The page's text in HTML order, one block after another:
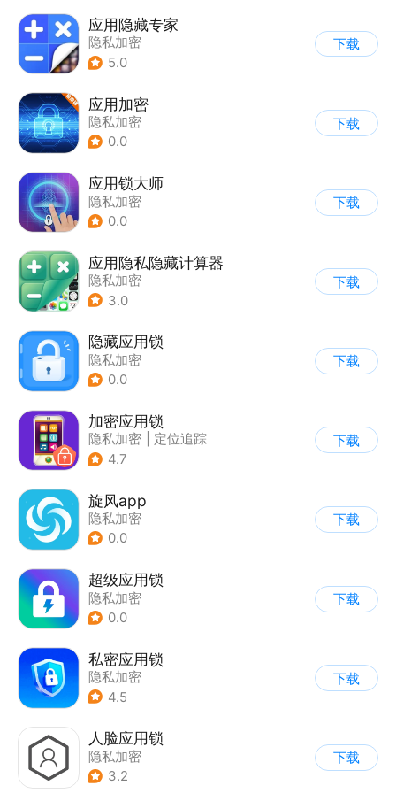
应用隐藏专家
隐私加密
5.0
下载
应用加密
隐私加密
0.0
下载
应用锁大师
隐私加密
0.0
下载
应用隐私隐藏计算器
隐私加密
3.0
下载
隐藏应用锁
隐私加密
0.0
下载
加密应用锁
隐私加密
定位追踪
4.7
下载
旋风app
隐私加密
0.0
下载
超级应用锁
隐私加密
0.0
下载
私密应用锁
隐私加密
4.5
下载
人脸应用锁
隐私加密
3.2
下载